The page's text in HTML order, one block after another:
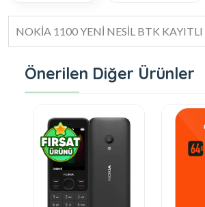
NOKİA 1100 YENİ NESİL BTK KAYITLI
Önerilen Diğer Ürünler